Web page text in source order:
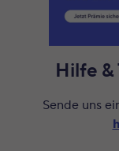
Hilfe
Sende uns